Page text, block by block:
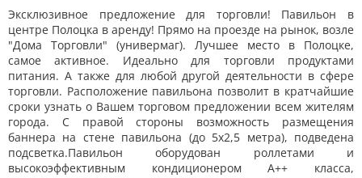
Эксклюзивное предложение для торговли! Павильон в
центре Полоцка в аренду! Прямо на проезде на рынок, возле
"Дома Торговли" (универмаг). Лучшее место в Полоцке,
самое активное. Идеально для торговли продуктами
питания. А также для любой другой деятельности в сфере
торговли. Расположение павильона позволит в кратчайшие
сроки узнать о Вашем торговом предложении всем жителям
города. С правой стороны возможность размещения
баннера на стене павильона (до 5х2,5 метра), подведена
подсветка.Павильон оборудован роллетами и
высокоэффективным кондиционером А++ класса,